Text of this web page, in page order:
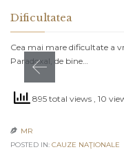
Dificultatea
Cea mai mare dificultate a
Paradoxal, de bine…
895 total views , 10
 MR
POSTED IN: CAUZE NAŢIONALE